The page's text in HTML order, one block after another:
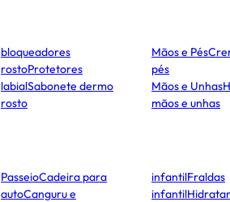
bloqueadores
rostoProtetores
labialSabonete dermo
rosto
Mãos e Pés
pés
Mãos e Unhas
mãos e unhas
PasseioCadeira para
autoCanguru e
infantilFraldas
infantil